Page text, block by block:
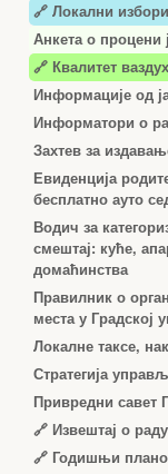
🔗 Локални
Анкета о процени
🔗 Квалитет
Информације од
Информатори о
Захтев за
Евиденција
бесплатно ауто
Водич за
смештај: куће,
домаћинства
Правилник о
места у Градској
Локалне таксе,
Стратегија
Привредни савет
🔗 Извештај о
🔗 Годишњи